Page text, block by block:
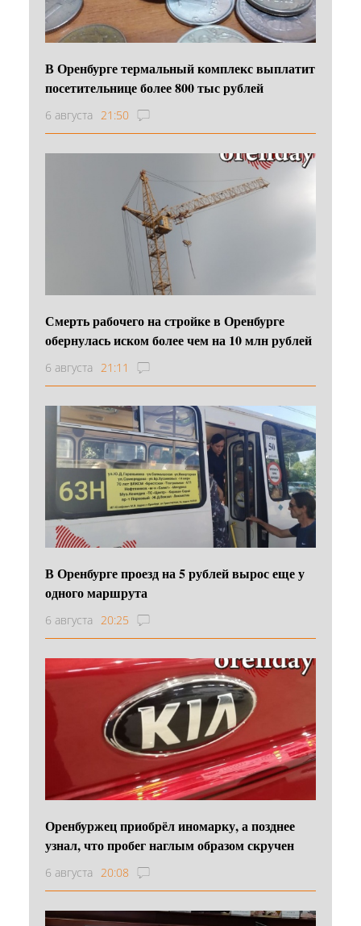
В Оренбурге термальный комплекс выплатит
посетительнице более 800 тыс рублей
6 августа 21:50
Смерть рабочего на стройке в Оренбурге
обернулась иском более чем на 10 млн рублей
6 августа 21:11
В Оренбурге проезд на 5 рублей вырос еще у
одного маршрута
6 августа 20:25
Оренбуржец приобрёл иномарку, а позднее
узнал, что пробег наглым образом скручен
6 августа 20:08